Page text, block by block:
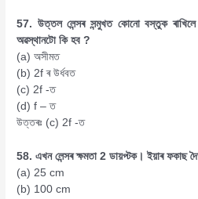
57. উত্তল লেন্সৰ সন্মুখত কোনো বস্তুক
অৱস্থানটো কি হব ?
(a) অসীমত
(b) 2f ৰ উৰ্ধবত
(c) 2f -ত
(d) f – ত
উত্তৰঃ (c) 2f -ত
58. এখন লেন্সৰ ক্ষমতা 2 ডায়প্টক। ইয়াৰ ফকাছ
(a) 25 cm
(b) 100 cm